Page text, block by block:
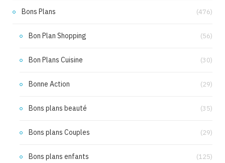
Bons Plans (476)
Bon Plan Shopping (56)
Bon Plans Cuisine (30)
Bonne Action (29)
Bons plans beauté (35)
Bons plans Couples (29)
Bons plans enfants (125)